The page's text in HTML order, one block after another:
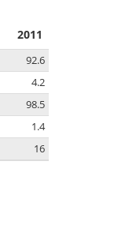
2011
92.6
4.2
98.5
1.4
16